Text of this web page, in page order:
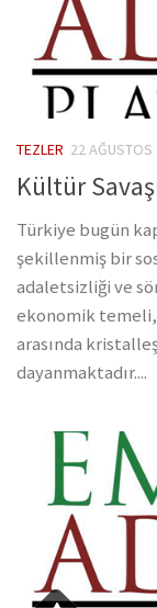
TEZLER 22 AĞUSTOS
Kültür
Türkiye bugün
şekillenmiş bir
adaletsizliği ve
ekonomik temeli,
arasında
dayanmaktadır....